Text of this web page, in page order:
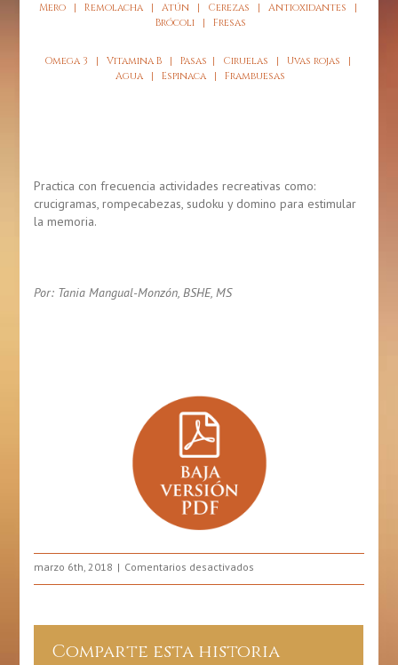
Mero | Remolacha | Atún | Cerezas | Antioxidantes |
Brócoli | Fresas
Omega 3 | Vitamina B | Pasas | Ciruelas | Uvas rojas |
Agua | Espinaca | Frambuesas
Practica con frecuencia actividades recreativas como:
crucigramas, rompecabezas, sudoku y domino para estimular
la memoria.
Por: Tania Mangual-Monzón, BSHE, MS
marzo 6th, 2018 Comentarios desactivados
Alimentos
Comparte esta historia